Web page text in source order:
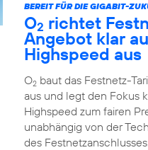
BEREIT FÜR DIE GIGABIT-
O2 richtet
Angebot klar
Highspeed aus
O2baut das Festnetz-
aus und legt den Fokus
Highspeed zum fairen
unabhängig von der
des